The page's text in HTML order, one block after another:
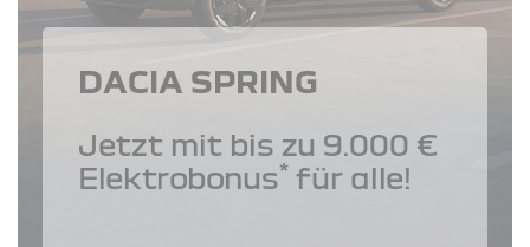
DACIA SPRING
Jetzt mit bis zu 9.000 €
Elektrobonus*für alle!